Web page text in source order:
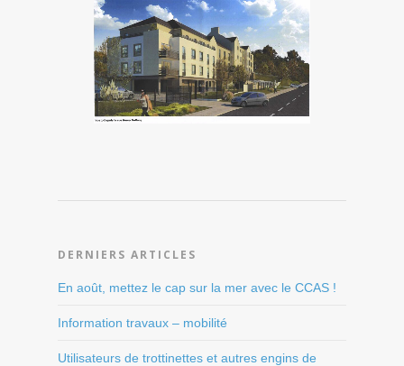
DERNIERS ARTICLES
En août, mettez le cap sur la mer avec le CCAS !
Information travaux – mobilité
Utilisateurs de trottinettes et autres engins de